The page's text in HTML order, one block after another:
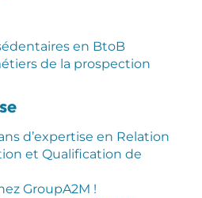
en BtoB
de la prospection
d’expertise en Relation
et Qualification de
GroupA2M !